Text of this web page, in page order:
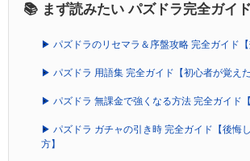
📚 まず読みたい パズドラ完全ガイド
▶ パズドラのリセマラ＆序盤攻略 完全ガイド【
▶ パズドラ 用語集 完全ガイド【初心者が覚えた
▶ パズドラ 無課金で強くなる方法 完全ガイド
▶ パズドラ ガチャの引き時 完全ガイド【後悔
方】